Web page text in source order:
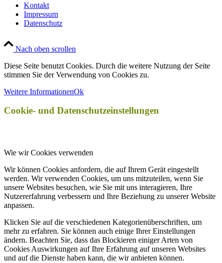
Kontakt
Impressum
Datenschutz
Nach oben scrollen
Diese Seite benutzt Cookies. Durch die weitere Nutzung der Seite
stimmen Sie der Verwendung von Cookies zu.
Weitere InformationenOk
Cookie- und Datenschutzeinstellungen
Wie wir Cookies verwenden
Wir können Cookies anfordern, die auf Ihrem Gerät eingestellt
werden. Wir verwenden Cookies, um uns mitzuteilen, wenn Sie
unsere Websites besuchen, wie Sie mit uns interagieren, Ihre
Nutzererfahrung verbessern und Ihre Beziehung zu unserer Website
anpassen.
Klicken Sie auf die verschiedenen Kategorienüberschriften, um
mehr zu erfahren. Sie können auch einige Ihrer Einstellungen
ändern. Beachten Sie, dass das Blockieren einiger Arten von
Cookies Auswirkungen auf Ihre Erfahrung auf unseren Websites
und auf die Dienste haben kann, die wir anbieten können.